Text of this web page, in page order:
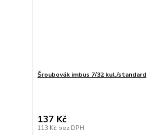
Šroubovák imbus 7/32 kul./standard
137 Kč
113 Kč bez DPH